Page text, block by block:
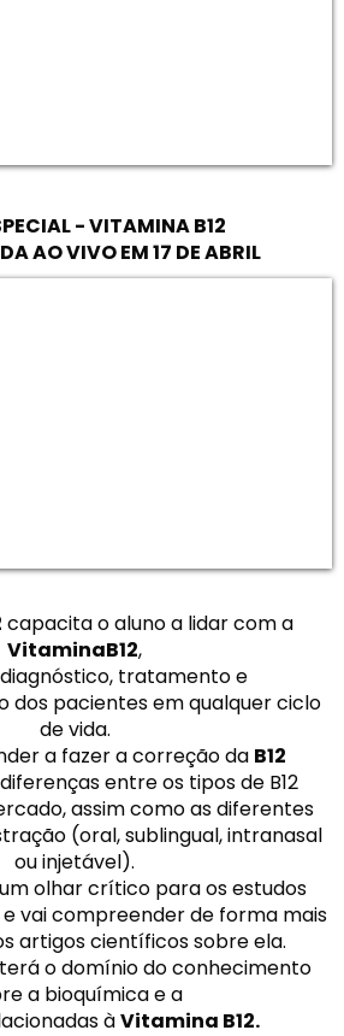
- VITAMINA B12
AO VIVO EM 17 DE ABRIL
capacita o aluno a lidar com a
VitaminaB12,
tratamento e
dos pacientes em qualquer ciclo
de vida.
a fazer a correção da B12
entre os tipos de B12
assim como as diferentes
(oral, sublingual, intranasal
ou injetável).
olhar crítico para os estudos
e vai compreender de forma mais
artigos científicos sobre ela.
o domínio do conhecimento
a bioquímica e a
àVitamina B12.